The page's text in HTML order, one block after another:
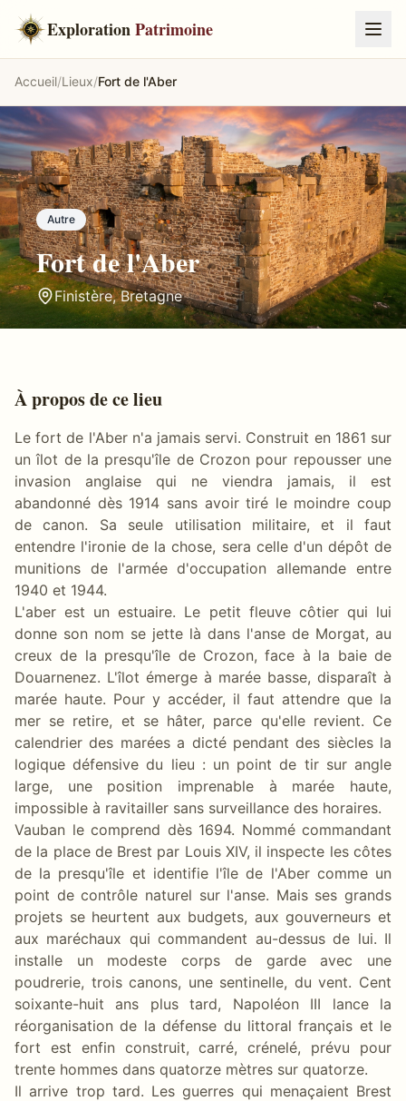
ExplorationPatrimoine
Accueil/Lieux/Fort de l'Aber
Autre
Fort de l'Aber
Finistère,Bretagne
À propos de ce lieu
Le fort de l'Aber n'a jamais servi. Construit en 1861 sur
un îlot de la presqu'île de Crozon pour repousser une
invasion anglaise qui ne viendra jamais, il est
abandonné dès 1914 sans avoir tiré le moindre coup
de canon. Sa seule utilisation militaire, et il faut
entendre l'ironie de la chose, sera celle d'un dépôt de
munitions de l'armée d'occupation allemande entre
1940 et 1944.
L'aber est un estuaire. Le petit fleuve côtier qui lui
donne son nom se jette là dans l'anse de Morgat, au
creux de la presqu'île de Crozon, face à la baie de
Douarnenez. L'îlot émerge à marée basse, disparaît à
marée haute. Pour y accéder, il faut attendre que la
mer se retire, et se hâter, parce qu'elle revient. Ce
calendrier des marées a dicté pendant des siècles la
logique défensive du lieu : un point de tir sur angle
large, une position imprenable à marée haute,
impossible à ravitailler sans surveillance des horaires.
Vauban le comprend dès 1694. Nommé commandant
de la place de Brest par Louis XIV, il inspecte les côtes
de la presqu'île et identifie l'île de l'Aber comme un
point de contrôle naturel sur l'anse. Mais ses grands
projets se heurtent aux budgets, aux gouverneurs et
aux maréchaux qui commandent au-dessus de lui. Il
installe un modeste corps de garde avec une
poudrerie, trois canons, une sentinelle, du vent. Cent
soixante-huit ans plus tard, Napoléon III lance la
réorganisation de la défense du littoral français et le
fort est enfin construit, carré, crénelé, prévu pour
trente hommes dans quatorze mètres sur quatorze.
Il arrive trop tard. Les guerres qui menaçaient Brest